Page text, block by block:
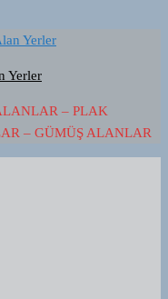
Yerler
– PLAK
– GÜMÜŞ ALANLAR